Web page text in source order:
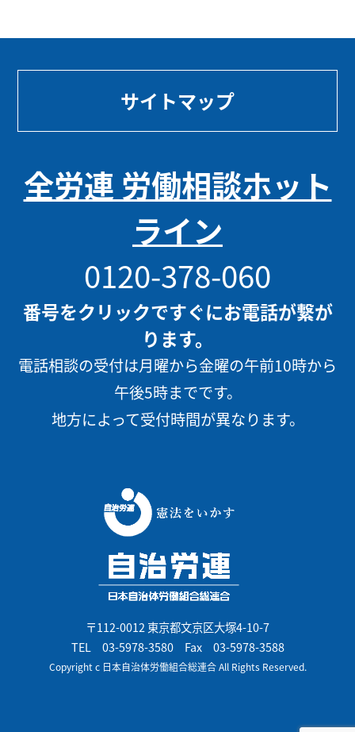
サイトマップ
全労連 労働相談ホット
ライン
0120-378-060
番号をクリックですぐにお電話が繋が
ります。
電話相談の受付は月曜から金曜の午前10時から
午後5時までです。
地方によって受付時間が異なります。
〒112-0012 東京都文京区大塚4-10-7
TEL 03-5978-3580Fax 03-5978-3588
Copyright c 日本自治体労働組合総連合 All Rights Reserved.